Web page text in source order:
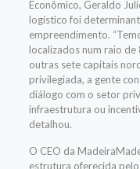
Econômico, Geraldo
logístico foi
empreendimento.
localizados num raio
outras sete capitais
privilegiada, a gente
diálogo com o setor
infraestrutura ou
detalhou.
O CEO da
estrutura oferecida